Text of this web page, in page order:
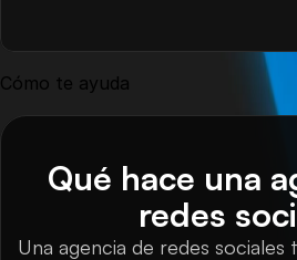
Qué hace una
redes
Una agencia de redes
Cómo te ayuda